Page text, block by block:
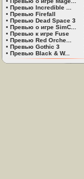
• Превью Incredible ...
• Превью Firefall
• Превью Dead Space 3
• Превью о игре SimC...
• Превью к игре Fuse
• Превью Red Orche...
• Превью Gothic 3
• Превью Black & W...